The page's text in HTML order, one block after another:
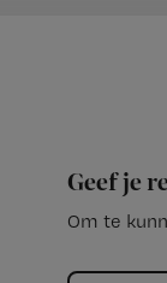
Geef je
Om te